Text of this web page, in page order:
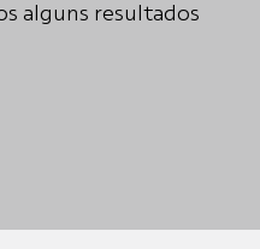
alguns resultados